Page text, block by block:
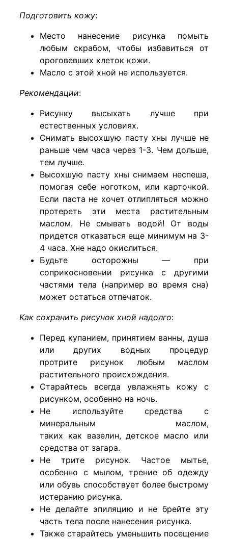
Подготовить кожу:
Место нанесение рисунка помыть
любым скрабом, чтобы избавиться от
ороговевших клеток кожи.
Масло с этой хной не используется.
Рекомендации:
Рисунку высыхать лучше при
естественных условиях.
Снимать высохшую пасту хны лучше не
раньше чем часа через 1-3. Чем дольше,
тем лучше.
Высохшую пасту хны снимаем неспеша,
помогая себе ноготком, или карточкой.
Если паста не хочет отлипляться можно
протереть эти места растительным
маслом. Не смывать водой! От воды
придется отказаться еще минимум на 3-
4 часа. Хне надо окислиться.
Будьте осторожны — при
соприкосновении рисунка с другими
частями тела (например во время сна)
может остаться отпечаток.
Как сохранить рисунок хной надолго:
Перед купанием, принятием ванны, душа
или других водных процедур
протрите рисунок любым маслом
растительного происхождения.
Старайтесь всегда увлажнять кожу с
рисунком, особенно на ночь.
Не используйте средства с
минеральным маслом,
таких как вазелин, детское масло или
средства от загара.
Не трите рисунок. Частое мытье,
особенно с мылом, трение об одежду
или обувь способствует более быстрому
истеранию рисунка.
Не делайте эпиляцию и не брейте эту
часть тела после нанесения рисунка.
Также старайтесь уменьшить посещение